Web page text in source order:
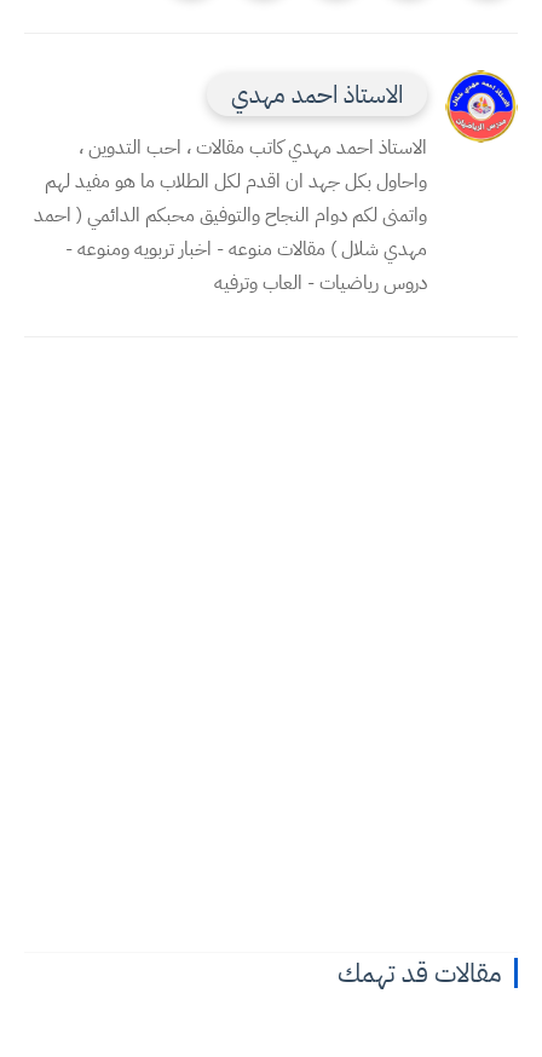
الاستاذ احمد مهدي
الاستاذ احمد مهدي كاتب مقالات ، احب التدوين ،
واحاول بكل جهد ان اقدم لكل الطلاب ما هو مفيد لهم
واتمنى لكم دوام النجاح والتوفيق محبكم الدائمي ( احمد
مهدي شلال ) مقالات منوعه - اخبار تربويه ومنوعه -
دروس رياضيات - العاب وترفيه
مقالات قد تهمك